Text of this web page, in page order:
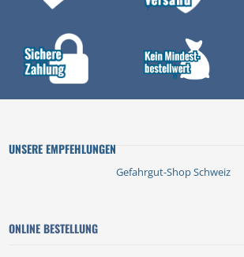
UNSERE EMPFEHLUNGEN
Gefahrgut-Shop Schweiz
ONLINE BESTELLUNG